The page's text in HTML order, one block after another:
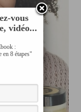
vous
vidéo...
:
8 étapes"